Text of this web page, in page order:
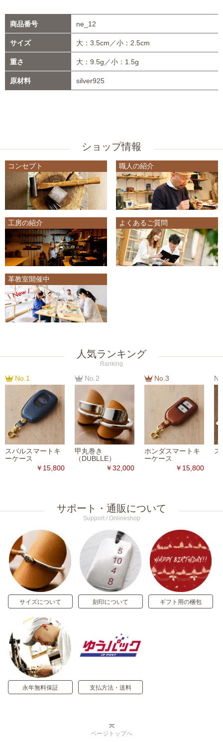
商品番号 ne_12
サイズ 大：3.5cm／小：2.5cm
重さ 大：9.5g／小：1.5g
原材料 silver925
ショップ情報
コンセプト 職人の紹介
工房の紹介 よくあるご質問
革教室開催中
人気ランキング
Ranking
No.1
スバルスマートキ
ーケース
￥15,800
No.2
甲丸巻き
（DUBLLE）
￥32,000
No.3
ホンダスマートキ
ーケース
￥15,800
ス
サポート・通販について
Support / Onlineshop
サイズについて 刻印について ギフト用の梱包
永年無料保証 支払方法・送料
ページトップへ